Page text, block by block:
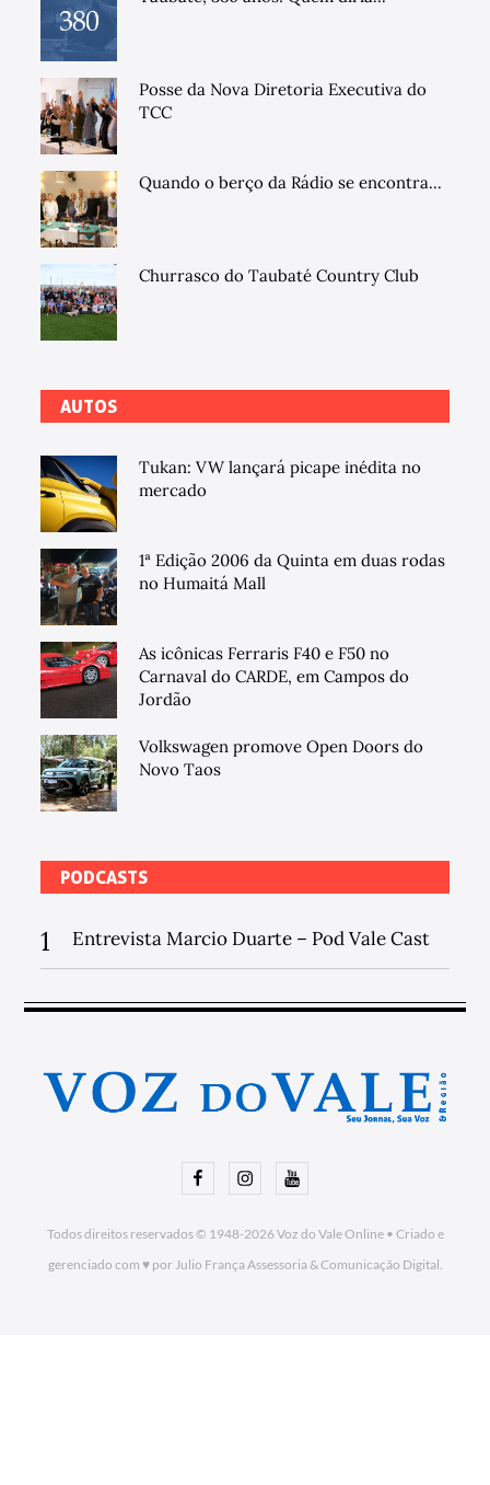
Posse da Nova Diretoria Executiva do
TCC
Quando o berço da Rádio se encontra...
Churrasco do Taubaté Country Club
AUTOS
Tukan: VW lançará picape inédita no
mercado
1ª Edição 2006 da Quinta em duas rodas
no Humaitá Mall
As icônicas Ferraris F40 e F50 no
Carnaval do CARDE, em Campos do
Jordão
Volkswagen promove Open Doors do
Novo Taos
PODCASTS
1 Entrevista Marcio Duarte – Pod Vale Cast
FacebookInstagramYoutube
Todos direitos reservados © 1948-2026Voz do Vale Online• Criado e
gerenciado com ♥ por Julio França Assessoria& Comunicação Digital.